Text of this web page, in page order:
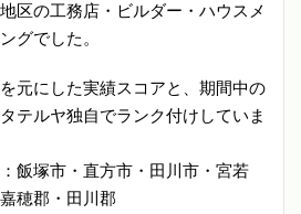
区の工務店・ビルダー・ハウスメ
グでした。
元にした実績スコアと、期間中の
テルヤ独自でランク付けしていま
飯塚市・直方市・田川市・宮若
穂郡・田川郡